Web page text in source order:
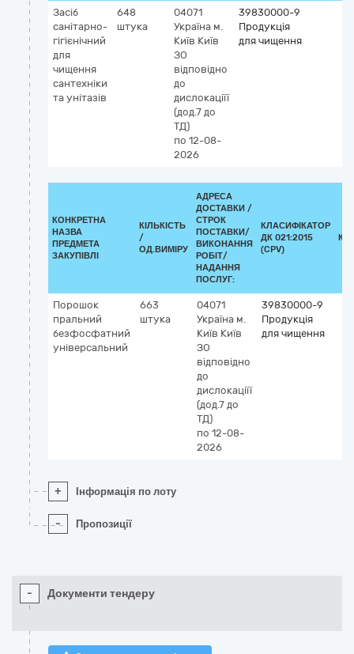
Засіб
санітарно-
гігієнічний
для
чищення
сантехніки
та унітазів
648
штука
04071
Україна м.
Київ Київ
ЗО
відповідно
до
дислокаціїї
(дод.7 до
ТД)
по 12-08-
2026
39830000-9
Продукція
для чищення
КОНКРЕТНА
НАЗВА
ПРЕДМЕТА
ЗАКУПІВЛІ
КІЛЬКІСТЬ
/
ОД.ВИМІРУ
АДРЕСА
ДОСТАВКИ /
СТРОК
ПОСТАВКИ/
ВИКОНАННЯ
РОБІТ/
НАДАННЯ
ПОСЛУГ:
КЛАСИФІКАТОР
ДК 021:2015
(CPV)
Порошок
пральний
безфосфатний
універсальний
663
штука
04071
Україна м.
Київ Київ
ЗО
відповідно
до
дислокаціїї
(дод.7 до
ТД)
по 12-08-
2026
39830000-9
Продукція
для чищення
+ Інформація по лоту
- Пропозиції
- Документи тендеру